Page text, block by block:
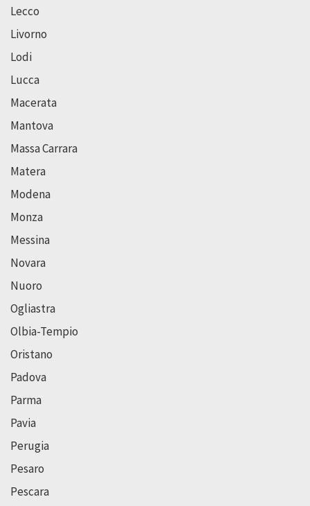
Lecco
Livorno
Lodi
Lucca
Macerata
Mantova
Massa Carrara
Matera
Modena
Monza
Messina
Novara
Nuoro
Ogliastra
Olbia-Tempio
Oristano
Padova
Parma
Pavia
Perugia
Pesaro
Pescara